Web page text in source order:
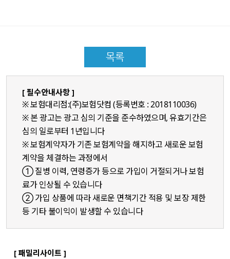
목록
[ 필수안내사항 ]
※ 보험대리점:(주)보험닷컴 (등록번호 : 2018110036)
※ 본 광고는 광고 심의 기준을 준수하였으며, 유효기간은
심의 일로부터 1년입니다
※ 보험계약자가 기존 보험계약을 해지하고 새로운 보험
계약을 체결하는 과정에서
① 질병 이력, 연령증가 등으로 가입이 거절되거나 보험
료가 인상될 수 있습니다
② 가입 상품에 따라 새로운 면책기간 적용 및 보장 제한
등 기타 불이익이 발생할 수 있습니다
[ 패밀리사이트 ]